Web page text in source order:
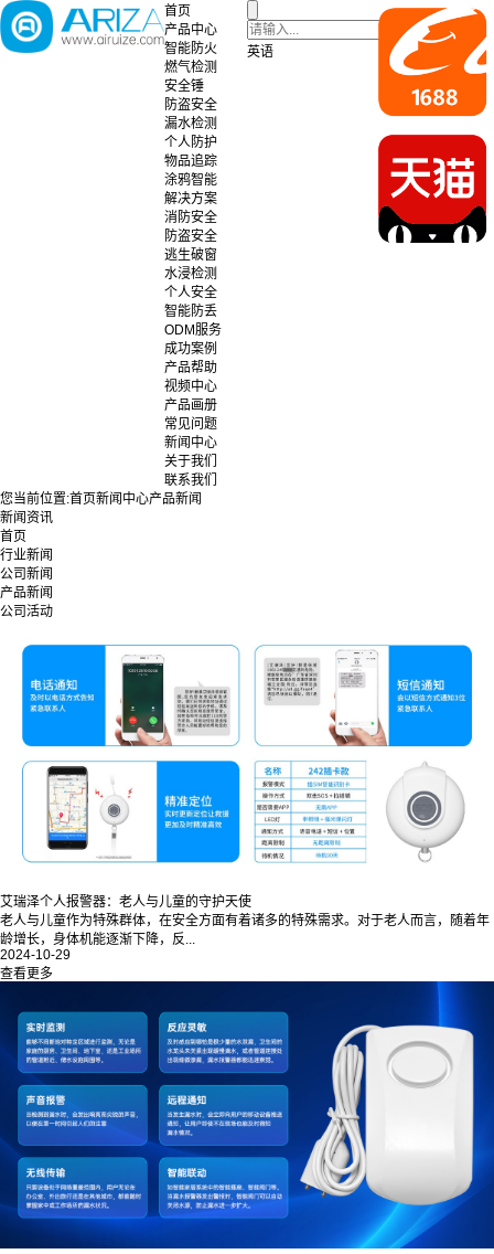
首页
产品中心
智能防火
燃气检测
安全锤
防盗安全
漏水检测
个人防护
物品追踪
涂鸦智能
解决方案
消防安全
防盗安全
逃生破窗
水浸检测
个人安全
智能防丢
ODM服务
成功案例
产品帮助
视频中心
产品画册
常见问题
新闻中心
关于我们
联系我们
英语
您当前位置:首页新闻中心产品新闻
新闻资讯
首页
行业新闻
公司新闻
产品新闻
公司活动
艾瑞泽个人报警器：老人与儿童的守护天使
老人与儿童作为特殊群体，在安全方面有着诸多的特殊需求。对于老人而言，随着年
龄增长，身体机能逐渐下降，反...
2024-10-29
查看更多